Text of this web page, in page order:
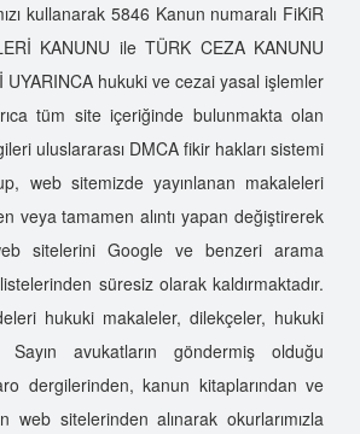
Eğitimi
A.Ş.
Olabilir?
Türleri
Dikkat
İhlal Suçu Nasıl Oluşur?
Çalışma Şekilleri
Suç Mu?
İçin Neler Gerekir?
kullanarak 5846 Kanun numaralı FiKiR
KANUNU ile TÜRK CEZA KANUNU
UYARINCA hukuki ve cezai yasal işlemler
tüm site içeriğinde bulunmakta olan
uluslararası DMCA fikir hakları sistemi
web sitemizde yayınlanan makaleleri
veya tamamen alıntı yapan değiştirerek
sitelerini Google ve benzeri arama
süresiz olarak kaldırmaktadır.
hukuki makaleler, dilekçeler, hukuki
avukatların göndermiş olduğu
dergilerinden, kanun kitaplarından ve
web sitelerinden alınarak okurlarımızla